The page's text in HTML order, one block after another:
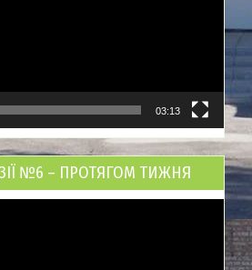
03:13
№6 – ПРОТЯГОМ ТИЖНЯ